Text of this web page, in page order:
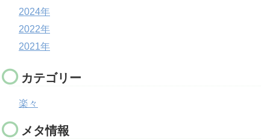
2024年
2022年
2021年
カテゴリー
楽々
メタ情報